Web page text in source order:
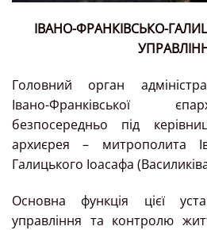
ІВАНО-ФРАНКІВСЬКО-
Головний орган
Івано-Франківської
безпосередньо під
архиєрея – митрополита
Галицького Іоасафа
Основна функція цієї
управління та контролю